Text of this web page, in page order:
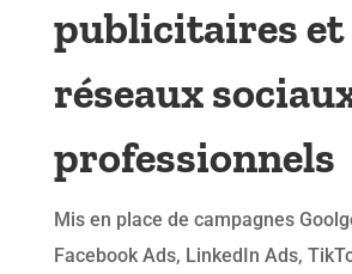
publicitaires et
réseaux
professionnels
Mis en place de campagnes
Facebook Ads, LinkedIn Ads,